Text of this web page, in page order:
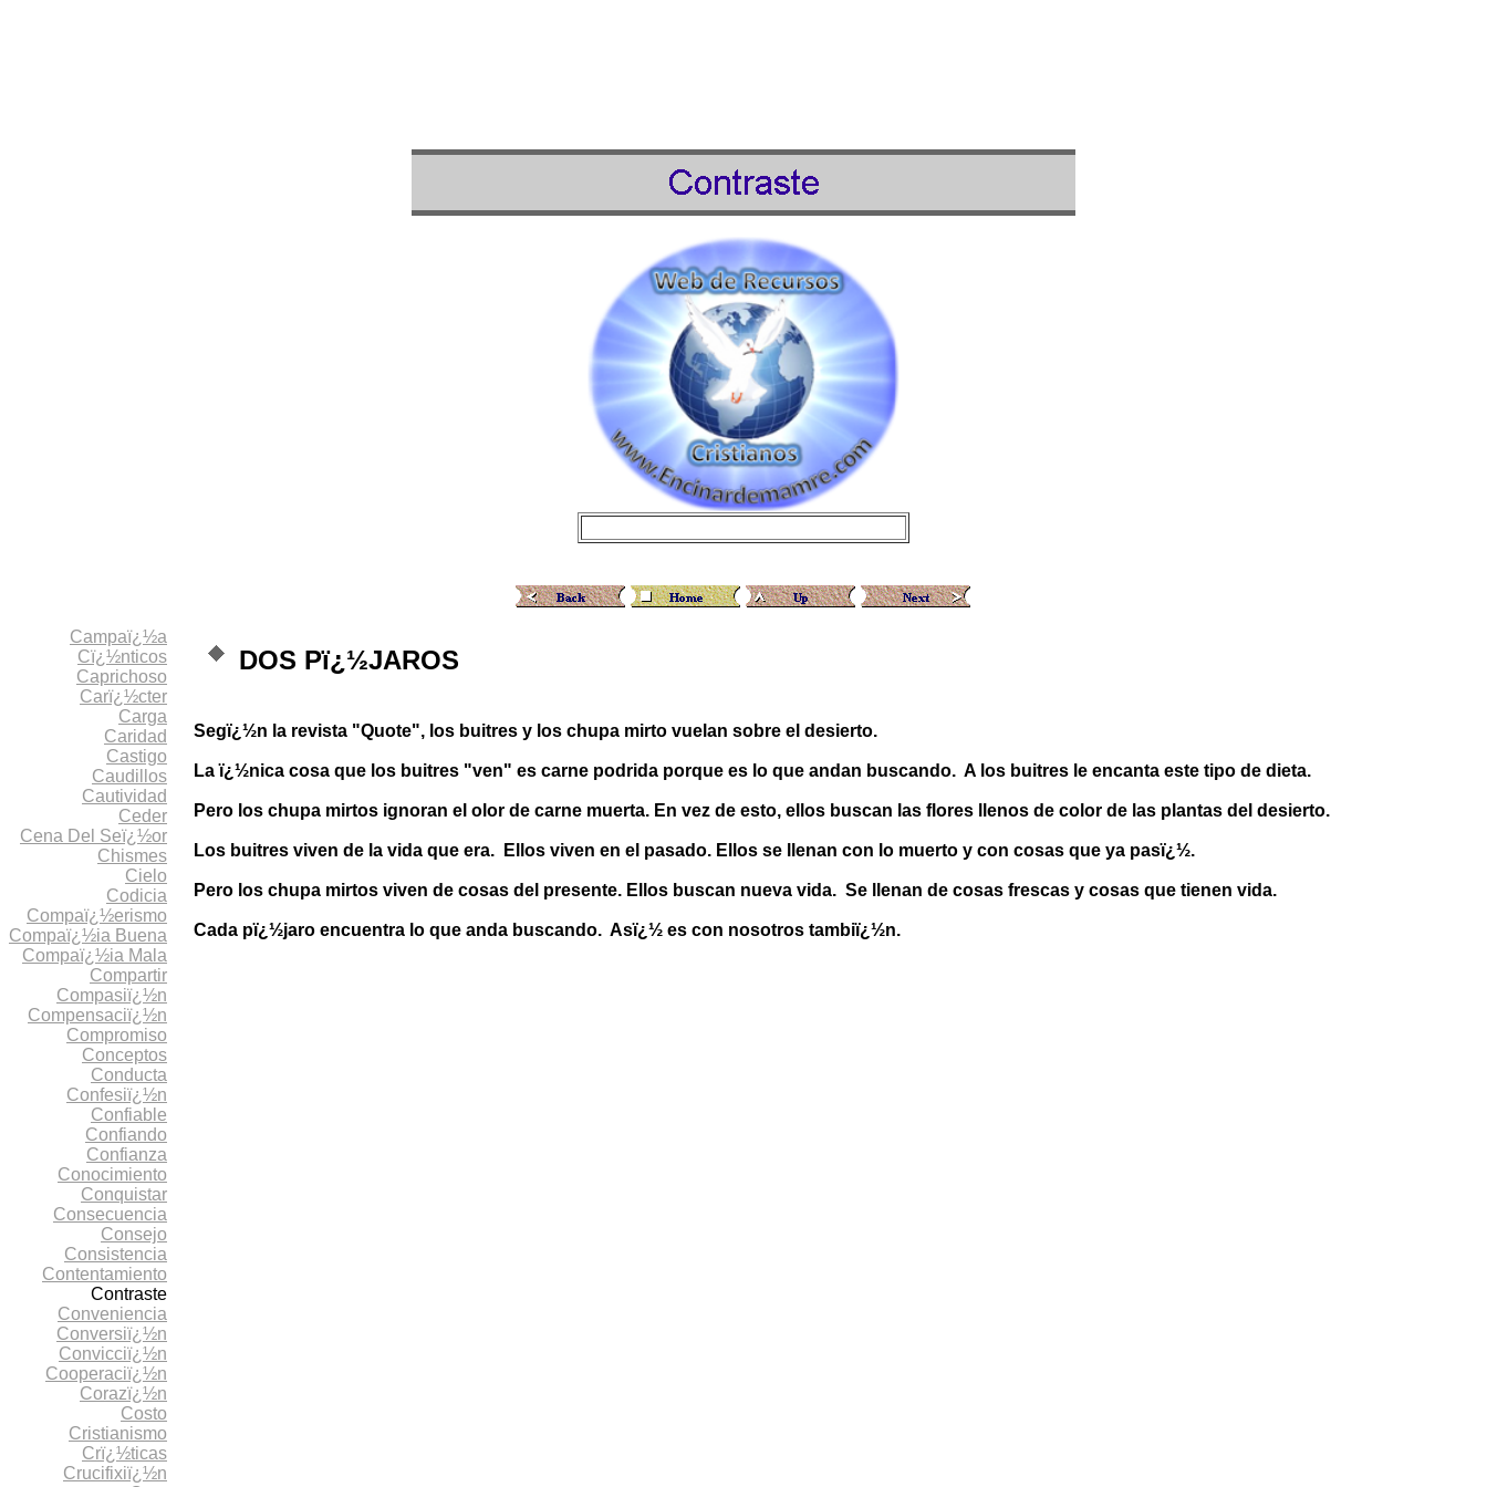
Campaï¿½a
Cï¿½nticos
Caprichoso
Carï¿½cter
Carga
Caridad
Castigo
Caudillos
Cautividad
Ceder
Cena Del Seï¿½or
Chismes
Cielo
Codicia
Compaï¿½erismo
Compaï¿½ia Buena
Compaï¿½ia Mala
Compartir
Compasiï¿½n
Compensaciï¿½n
Compromiso
Conceptos
Conducta
Confesiï¿½n
Confiable
Confiando
Confianza
Conocimiento
Conquistar
Consecuencia
Consejo
Consistencia
Contentamiento
Contraste
Conveniencia
Conversiï¿½n
Convicciï¿½n
Cooperaciï¿½n
Corazï¿½n
Costo
Cristianismo
Crï¿½ticas
Crucifixiï¿½n
DOS Pï¿½JAROS
Segï¿½n la revista "Quote", los buitres y los chupa mirto vuelan sobre el desierto.
La ï¿½nica cosa que los buitres "ven" es carne podrida porque es lo que andan buscando. A los buitres le encanta este tipo de dieta.
Pero los chupa mirtos ignoran el olor de carne muerta. En vez de esto, ellos buscan las flores llenos de color de las plantas del desierto.
Los buitres viven de la vida que era. Ellos viven en el pasado. Ellos se llenan con lo muerto y con cosas que ya pasï¿½.
Pero los chupa mirtos viven de cosas del presente. Ellos buscan nueva vida. Se llenan de cosas frescas y cosas que tienen vida.
Cada pï¿½jaro encuentra lo que anda buscando. Asï¿½ es con nosotros tambiï¿½n.